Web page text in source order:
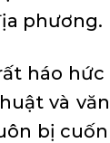
phương.
háo hức
và
bị